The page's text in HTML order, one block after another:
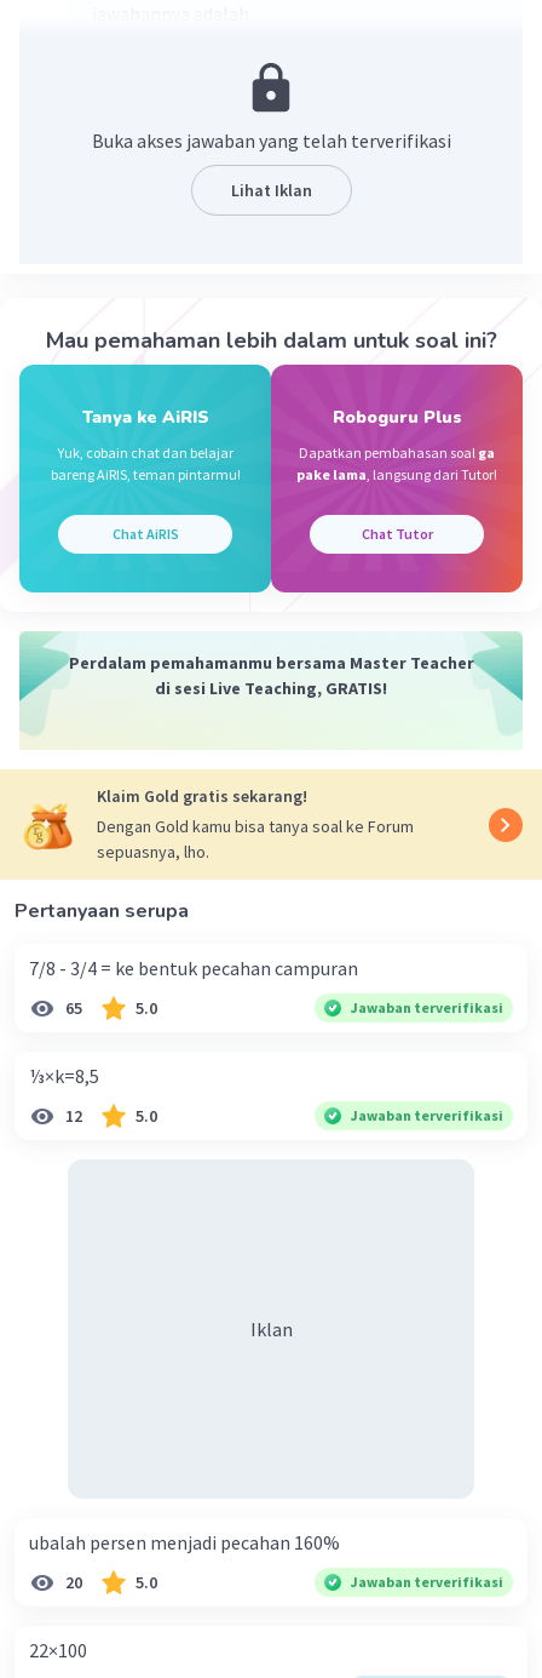
Vincent M Community Level 73
Jawaban terverifikasi
25 ÷ 3 1/4
= 25 × 4/13
= 100/13
Buka akses jawaban yang telah terverifikasi
Lihat Iklan
Mau pemahaman lebih dalam untuk soal ini?
Tanya ke AiRIS
Yuk, cobain chat dan belajar
bareng AiRIS, teman pintarmu!
Chat AiRIS
Roboguru Plus
Dapatkan pembahasan soal ga
pake lama, langsung dari Tutor!
Chat Tutor
Perdalam pemahamanmu bersama Master Teacher
di sesi Live Teaching, GRATIS!
Klaim Gold gratis sekarang!
Dengan Gold kamu bisa tanya soal ke Forum
sepuasnya, lho.
Pertanyaan serupa
7/8 - 3/4 = ke bentuk pecahan campuran
65 5.0 Jawaban terverifikasi
⅓×k=8,5
12 5.0 Jawaban terverifikasi
Iklan
ubalah persen menjadi pecahan 160%
20 5.0 Jawaban terverifikasi
22×100